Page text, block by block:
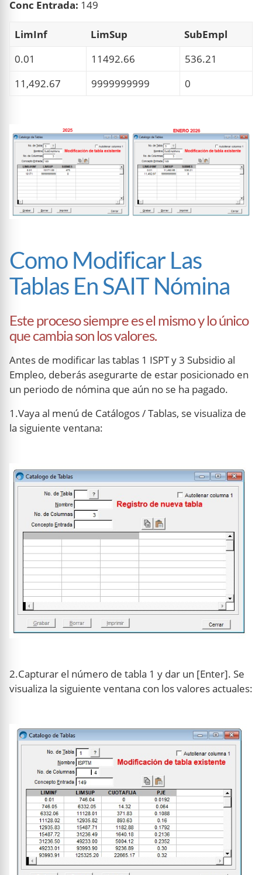
Conc Entrada: 149
LimInf LimSup
SubEmpl
0.01
11492.66
536.21
11,492.67
9999999999 0
Como Modificar Las
Tablas En SAIT Nómina
Este proceso siempre es el mismo y lo único
que cambia son los valores.
Antes de modificar las tablas 1 ISPT y 3 Subsidio al
Empleo, deberás asegurarte de estar posicionado en
un periodo de nómina que aún no se ha pagado.
1.Vaya al menú de Catálogos / Tablas, se visualiza de
la siguiente ventana:
2.Capturar el número de tabla 1 y dar un [Enter]. Se
visualiza la siguiente ventana con los valores actuales: